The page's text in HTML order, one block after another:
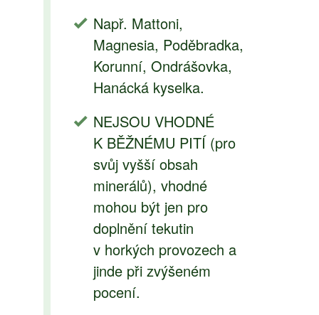
Např. Mattoni,
Magnesia, Poděbradka,
Korunní, Ondrášovka,
Hanácká kyselka.
NEJSOU VHODNÉ
K BĚŽNÉMU PITÍ (pro
svůj vyšší obsah
minerálů), vhodné
mohou být jen pro
doplnění tekutin
v horkých provozech a
jinde při zvýšeném
pocení.